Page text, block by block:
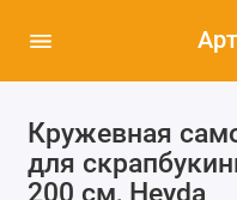
Кружевная
для
200 см, Heyda